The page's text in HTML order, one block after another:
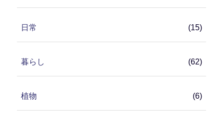
日常 (15)
暮らし (62)
植物 (6)